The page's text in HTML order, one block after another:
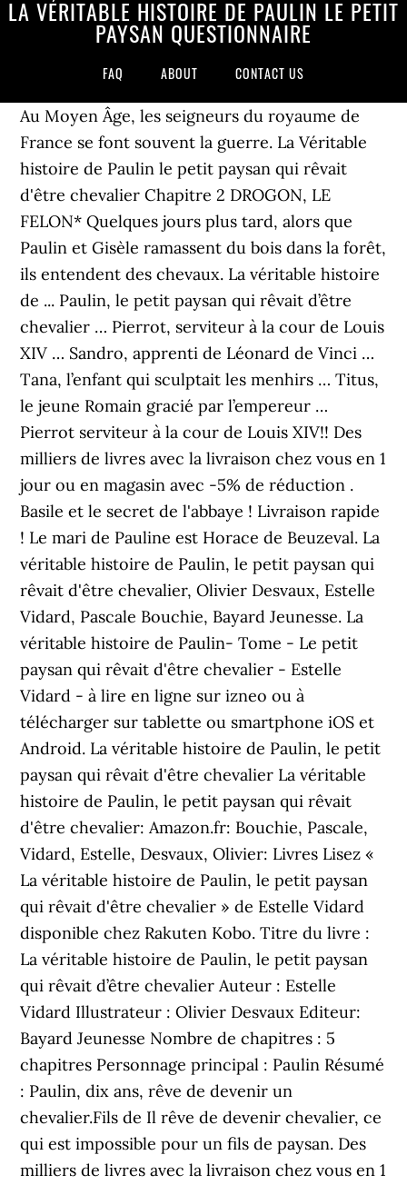
LA VÉRITABLE HISTOIRE DE PAULIN LE PETIT
PAYSAN QUESTIONNAIRE
FAQ ABOUT CONTACT US
Au Moyen Âge, les seigneurs du royaume de
France se font souvent la guerre. La Véritable
histoire de Paulin le petit paysan qui rêvait
d'être chevalier Chapitre 2 DROGON, LE
FELON* Quelques jours plus tard, alors que
Paulin et Gisèle ramassent du bois dans la forêt,
ils entendent des chevaux. La véritable histoire
de ... Paulin, le petit paysan qui rêvait d’être
chevalier … Pierrot, serviteur à la cour de Louis
XIV … Sandro, apprenti de Léonard de Vinci …
Tana, l’enfant qui sculptait les menhirs … Titus,
le jeune Romain gracié par l’empereur …
Pierrot serviteur à la cour de Louis XIV!! Des
milliers de livres avec la livraison chez vous en 1
jour ou en magasin avec -5% de réduction .
Basile et le secret de l'abbaye ! Livraison rapide
! Le mari de Pauline est Horace de Beuzeval. La
véritable histoire de Paulin, le petit paysan qui
rêvait d'être chevalier, Olivier Desvaux, Estelle
Vidard, Pascale Bouchie, Bayard Jeunesse. La
véritable histoire de Paulin- Tome - Le petit
paysan qui rêvait d'être chevalier - Estelle
Vidard - à lire en ligne sur izneo ou à
télécharger sur tablette ou smartphone iOS et
Android. La véritable histoire de Paulin, le petit
paysan qui rêvait d'être chevalier La véritable
histoire de Paulin, le petit paysan qui rêvait
d'être chevalier: Amazon.fr: Bouchie, Pascale,
Vidard, Estelle, Desvaux, Olivier: Livres Lisez «
La véritable histoire de Paulin, le petit paysan
qui rêvait d'être chevalier » de Estelle Vidard
disponible chez Rakuten Kobo. Titre du livre :
La véritable histoire de Paulin, le petit paysan
qui rêvait d’être chevalier Auteur : Estelle
Vidard Illustrateur : Olivier Desvaux Editeur:
Bayard Jeunesse Nombre de chapitres : 5
chapitres Personnage principal : Paulin Résumé
: Paulin, dix ans, rêve de devenir un
chevalier.Fils de Il rêve de devenir chevalier, ce
qui est impossible pour un fils de paysan. Des
milliers de livres avec la livraison chez vous en 1